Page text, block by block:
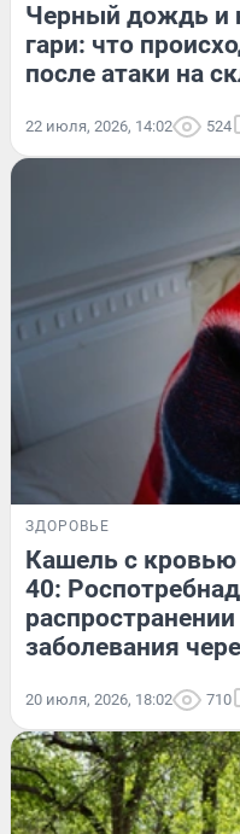
Черный дождь и
гари: что
после атаки на
22 июля, 2026, 14:02 524
ЗДОРОВЬЕ
Кашель с кровью
40:
заболевания
20 июля, 2026, 18:02 710